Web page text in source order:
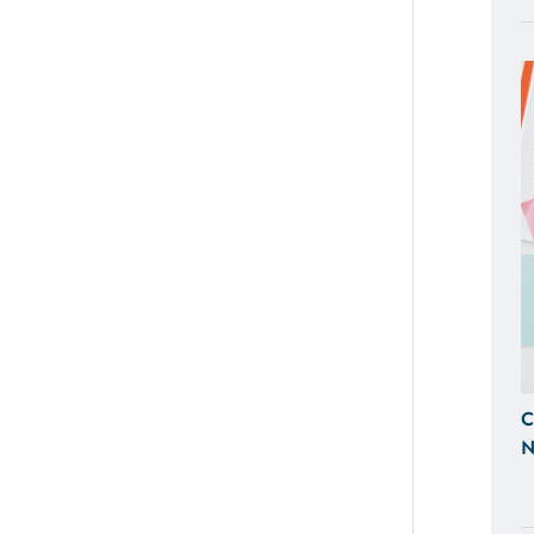
Ti Aiutiamo a Controllare
Tempo Reale, Realizzazando
Ci Occupiamo di Social Media
le tue Campagne ADS Facebook,
Possiamo Indicizzare e
Ricerca, in Prima Pagina di